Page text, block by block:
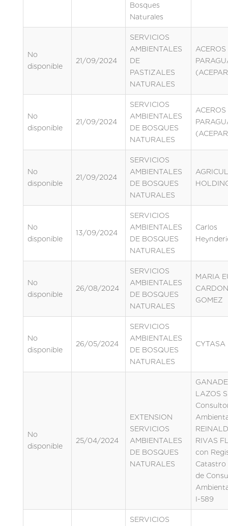
Bosques
Naturales
No
disponible
21/09/2024
SERVICIOS
AMBIENTALES
DE
PASTIZALES
NATURALES
No
disponible
21/09/2024
SERVICIOS
AMBIENTALES
DE BOSQUES
NATURALES
No
disponible
21/09/2024
SERVICIOS
AMBIENTALES
DE BOSQUES
NATURALES
No
disponible
13/09/2024
SERVICIOS
AMBIENTALES
DE BOSQUES
NATURALES
Carlos
No
disponible
26/08/2024
SERVICIOS
AMBIENTALES
DE BOSQUES
NATURALES
MARIA
GOMEZ
No
disponible
26/05/2024
SERVICIOS
AMBIENTALES
DE BOSQUES
NATURALES
CYTASA
No
disponible
25/04/2024
EXTENSION
SERVICIOS
AMBIENTALES
DE BOSQUES
NATURALES
LAZOS
RIVAS
con
Catastro
de
I-589
SERVICIOS